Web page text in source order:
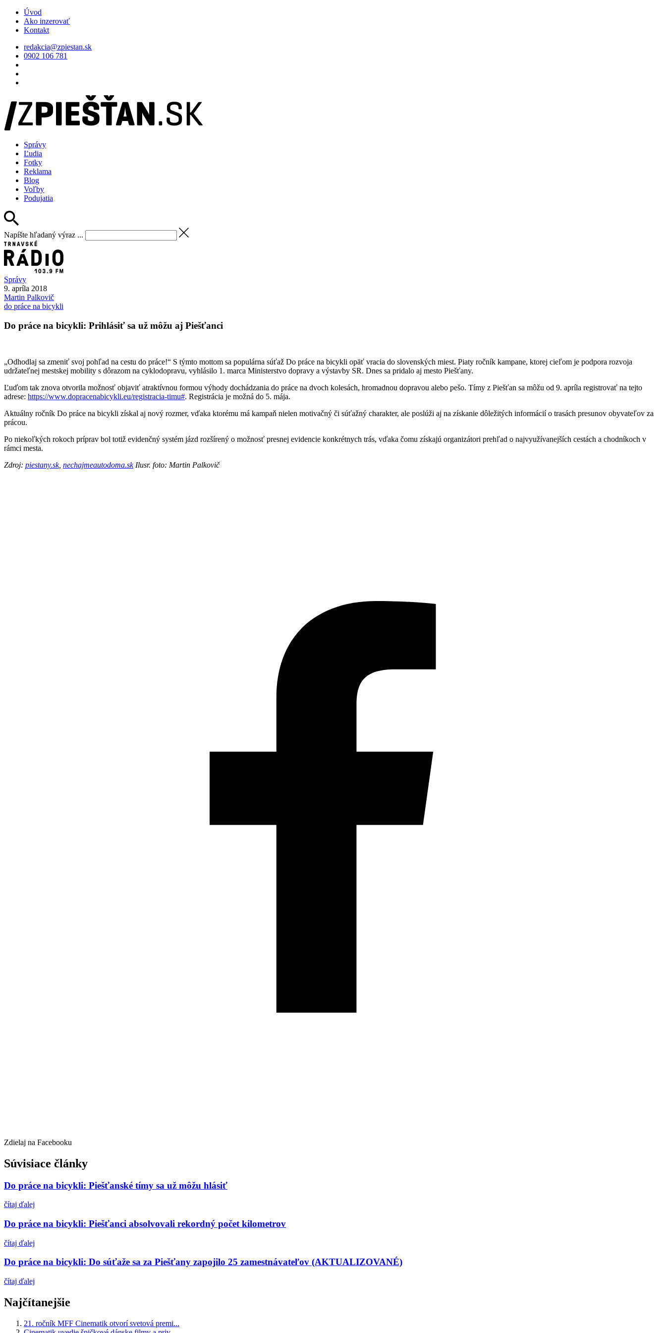
Úvod
Ako inzerovať
Kontakt
redakcia@zpiestan.sk
0902 106 781
Správy
Ľudia
Fotky
Reklama
Blog
Voľby
Podujatia
Napíšte hľadaný výraz ...
Správy
9. apríla 2018
Martin Palkovič
do práce na bicykli
Do práce na bicykli: Prihlásiť sa už môžu aj Piešťanci
„Odhodlaj sa zmeniť svoj pohľad na cestu do práce!“ S týmto mottom sa populárna súťaž Do práce na bicykli opäť vracia do slovenských miest. Piaty ročník kampane, ktorej cieľom je podpora rozvoja
udržateľnej mestskej mobility s dôrazom na cyklodopravu, vyhlásilo 1. marca Ministerstvo dopravy a výstavby SR. Dnes sa pridalo aj mesto Piešťany.
Ľuďom tak znova otvorila možnosť objaviť atraktívnou formou výhody dochádzania do práce na dvoch kolesách, hromadnou dopravou alebo pešo. Tímy z Piešťan sa môžu od 9. apríla registrovať na tejto
adrese: https://www.dopracenabicykli.eu/registracia-timu#. Registrácia je možná do 5. mája.
Aktuálny ročník Do práce na bicykli získal aj nový rozmer, vďaka ktorému má kampaň nielen motivačný či súťažný charakter, ale poslúži aj na získanie dôležitých informácií o trasách presunov obyvateľov za
prácou.
Po niekoľkých rokoch príprav bol totiž evidenčný systém jázd rozšírený o možnosť presnej evidencie konkrétnych trás, vďaka čomu získajú organizátori prehľad o najvyužívanejších cestách a chodníkoch v
rámci mesta.
Zdroj: piestany.sk, nechajmeautodoma.skIlusr. foto: Martin Palkovič
Zdielaj na Facebooku
Súvisiace články
Do práce na bicykli: Piešťanské tímy sa už môžu hlásiť
čítaj ďalej
Do práce na bicykli: Piešťanci absolvovali rekordný počet kilometrov
čítaj ďalej
Do práce na bicykli: Do súťaže sa za Piešťany zapojilo 25 zamestnávateľov (AKTUALIZOVANÉ)
čítaj ďalej
Najčítanejšie
21. ročník MFF Cinematik otvorí svetová premi...